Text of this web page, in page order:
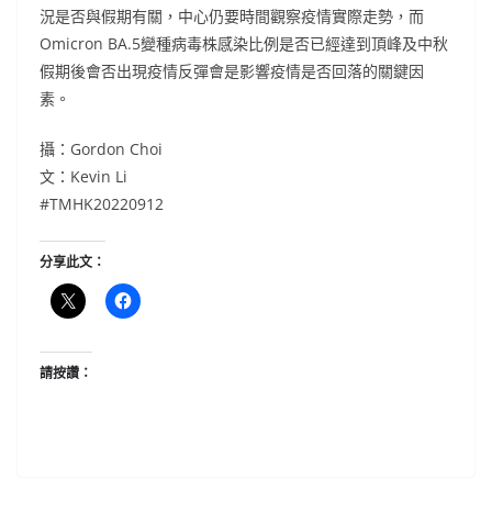
況是否與假期有關，中心仍要時間觀察疫情實際走勢，而
Omicron BA.5變種病毒株感染比例是否已經達到頂峰及中秋
假期後會否出現疫情反彈會是影響疫情是否回落的關鍵因
素。
攝：Gordon Choi
文：Kevin Li
#TMHK20220912
分享此文：
請按讚：